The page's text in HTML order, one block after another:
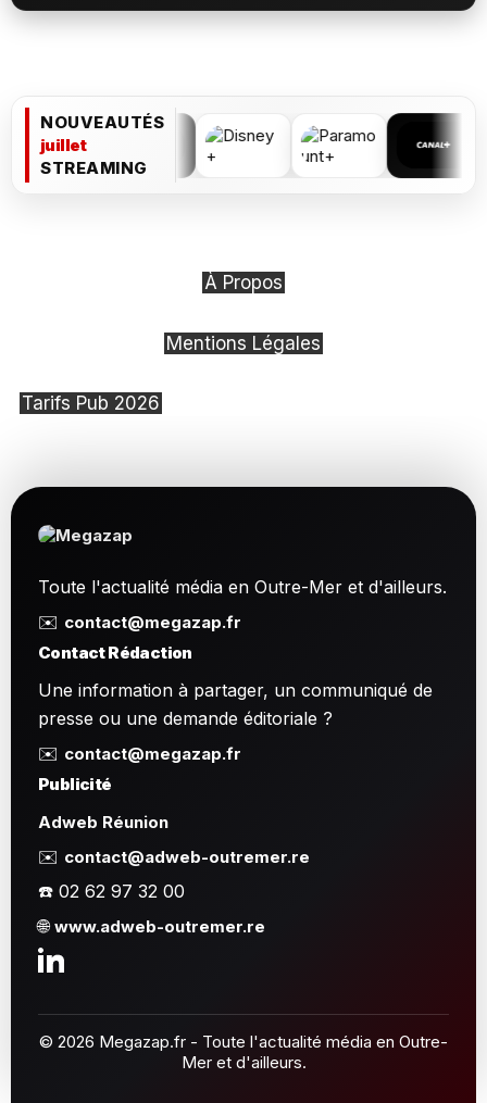
NOUVEAUTÉS
juillet
STREAMING
À Propos
Mentions Légales
Tarifs Pub 2026
Toute l'actualité média en Outre-Mer et d'ailleurs.
✉️ contact@megazap.fr
Contact Rédaction
Une information à partager, un communiqué de
presse ou une demande éditoriale ?
✉️ contact@megazap.fr
Publicité
Adweb Réunion
✉️ contact@adweb-outremer.re
☎️ 02 62 97 32 00
🌐www.adweb-outremer.re
© 2026 Megazap.fr - Toute l'actualité média en Outre-
Mer et d'ailleurs.